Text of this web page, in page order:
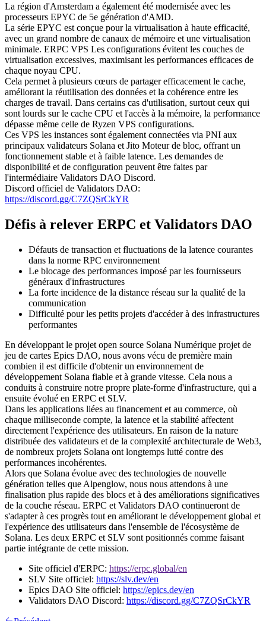
La région d'Amsterdam a également été modernisée avec les
processeurs EPYC de 5e génération d'AMD.
La série EPYC est conçue pour la virtualisation à haute efficacité,
avec un grand nombre de canaux de mémoire et une virtualisation
minimale. ERPC VPS Les configurations évitent les couches de
virtualisation excessives, maximisant les performances efficaces de
chaque noyau CPU.
Cela permet à plusieurs cœurs de partager efficacement le cache,
améliorant la réutilisation des données et la cohérence entre les
charges de travail. Dans certains cas d'utilisation, surtout ceux qui
sont lourds sur le cache CPU et l'accès à la mémoire, la performance
dépasse même celle de Ryzen VPS configurations.
Ces VPS les instances sont également connectées via PNI aux
principaux validateurs Solana et Jito Moteur de bloc, offrant un
fonctionnement stable et à faible latence. Les demandes de
disponibilité et de configuration peuvent être faites par
l'intermédiaire Validators DAO Discord.
Discord officiel de Validators DAO:
https://discord.gg/C7ZQSrCkYR
Défis à relever ERPC et Validators DAO
Défauts de transaction et fluctuations de la latence courantes
dans la norme RPC environnement
Le blocage des performances imposé par les fournisseurs
généraux d'infrastructures
La forte incidence de la distance réseau sur la qualité de la
communication
Difficulté pour les petits projets d'accéder à des infrastructures
performantes
En développant le projet open source Solana Numérique projet de
jeu de cartes Epics DAO, nous avons vécu de première main
combien il est difficile d'obtenir un environnement de
développement Solana fiable et à grande vitesse. Cela nous a
conduits à construire notre propre plate-forme d'infrastructure, qui a
ensuite évolué en ERPC et SLV.
Dans les applications liées au financement et au commerce, où
chaque milliseconde compte, la latence et la stabilité affectent
directement l'expérience des utilisateurs. En raison de la nature
distribuée des validateurs et de la complexité architecturale de Web3,
de nombreux projets Solana ont longtemps lutté contre des
performances incohérentes.
Alors que Solana évolue avec des technologies de nouvelle
génération telles que Alpenglow, nous nous attendons à une
finalisation plus rapide des blocs et à des améliorations significatives
de la couche réseau. ERPC et Validators DAO continueront de
s'adapter à ces progrès tout en améliorant le développement global et
l'expérience des utilisateurs dans l'ensemble de l'écosystème de
Solana. Les deux ERPC et SLV sont positionnés comme faisant
partie intégrante de cette mission.
Site officiel d'ERPC: https://erpc.global/en
SLV Site officiel: https://slv.dev/en
Epics DAO Site officiel: https://epics.dev/en
Validators DAO Discord: https://discord.gg/C7ZQSrCkYR